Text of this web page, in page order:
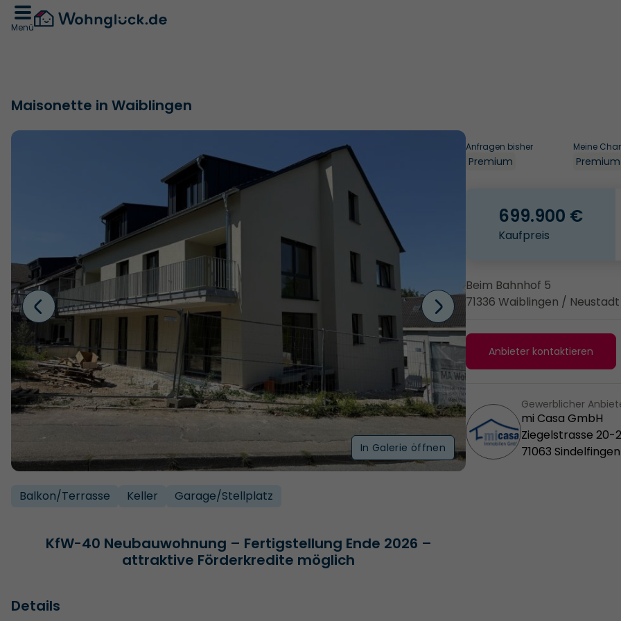
Menü
Maisonette in Waiblingen
In Galerie öffnen
Balkon/­Terrasse Keller Garage/­Stellplatz
Anfragen bisher
Premium
Meine
Premium
699.900 €
Kaufpreis
Beim Bahnhof 5
71336 Waiblingen /
Anbieter kontaktieren
Gewerblicher
mi Casa GmbH
Ziegelstrasse 20-
71063 Sindelfingen
KfW-40 Neubauwohnung – Fertigstellung Ende 2026 –
attraktive Förderkredite möglich
Details